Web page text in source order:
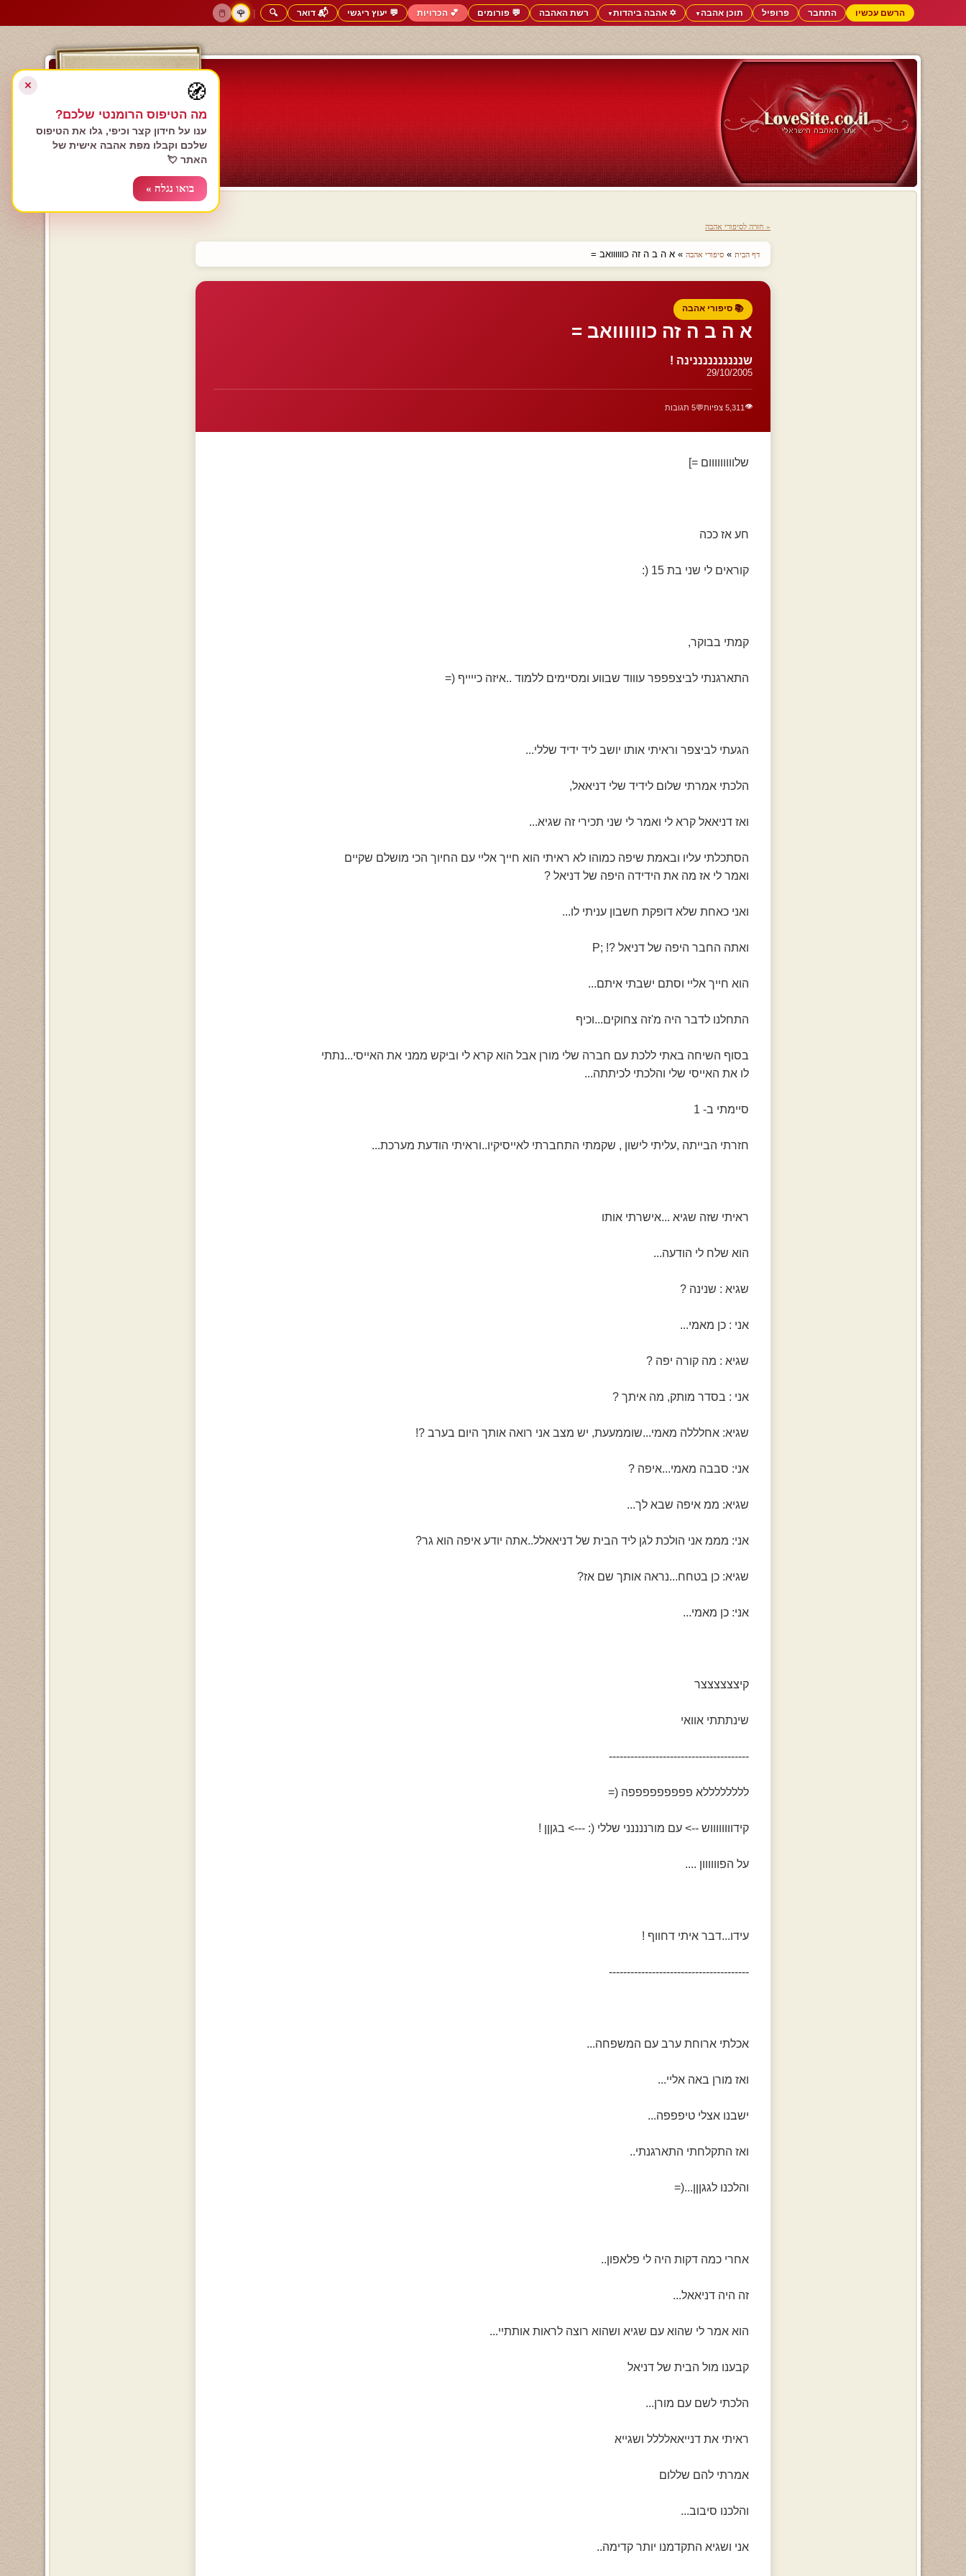
הרשם עכשיו התחבר פרופיל תוכן אהבה▼ ✡️ אהבה ביהדות▼ רשת האהבה 💬 פורומים 💕 הכרויות 💬 יעוץ ריגשי 📬 דואר 🔍
|
🌹
🖱️
הרשם עכשיו
התחבר
« חזרה לסיפורי אהבה
דף הבית » סיפורי אהבה » א ה ב ה זה כוווווואב =
📚 סיפורי אהבה
א ה ב ה זה כוווווואב =
שננננננננננינה !
29/10/2005
👁️ 5,311 צפיות 💬5 תגובות
שלווווווווום =]
חע אז ככה
קוראים לי שני בת 15 (:
קמתי בבוקר,
התארגנתי לביצפפפר עוווד שבווע ומסיימים ללמוד ..איזה כייייף (=
הגעתי לביצפר וראיתי אותו יושב ליד ידיד שללי...
הלכתי אמרתי שלום לידיד שלי דניאאל,
ואז דניאאל קרא לי ואמר לי שני תכירי זה שגיא...
הסתכלתי עליו ובאמת שיפה כמוהו לא ראיתי הוא חייך אליי עם החיוך הכי מושלם שקיים
ואמר לי אז מה את הידידה היפה של דניאל ?
ואני כאחת שלא דופקת חשבון עניתי לו...
ואתה החבר היפה של דניאל ?! ;P
הוא חייך אליי וסתם ישבתי איתם...
התחלנו לדבר היה מ'זה צחוקים...וכיף
בסוף השיחה באתי ללכת עם חברה שלי מורן אבל הוא קרא לי וביקש ממני את האייסי...נתתי
לו את האייסי שלי והלכתי לכיתתה...
סיימתי ב- 1
חזרתי הבייתה ,עליתי לישון , שקמתי התחברתי לאייסיקיו..וראיתי הודעת מערכת...
ראיתי שזה שגיא ...אישרתי אותו
הוא שלח לי הודעה...
שגיא : שנינה ?
אני : כן מאמי...
שגיא : מה קורה יפה ?
אני : בסדר מותק, מה איתך ?
שגיא: אחלללה מאמי...שוממעעת, יש מצב אני רואה אותך היום בערב ?!
אני: סבבה מאמי...איפה ?
שגיא: ממ איפה שבא לך...
אני: מממ אני הולכת לגן ליד הבית של דניאאלל..אתה יודע איפה הוא גר?
שגיא: כן בטחח...נראה אותך שם אז?
אני: כן מאמי...
קיצצצצצצר
שינתתתי אוואי
---------------------------------------
ללללללללא פפפפפפפפפה (=
קידווווווווש --> עם מורננננני שללי (: ---> בגןןן !
על הפוווווון ....
עידו...דבר איתי דחווף !
---------------------------------------
אכלתי ארוחת ערב עם המשפחה...
ואז מורן באה אליי...
ישבנו אצלי טיפפפה...
ואז התקלחתי התארגנתי..
והלכנו לגגןןן...(=
אחרי כמה דקות היה לי פלאפון..
זה היה דניאאל...
הוא אמר לי שהוא עם שגיא ושהוא רוצה לראות אותתיי...
קבענו מול הבית של דניאל
הלכתי לשם עם מורן...
ראיתי את דנייאאלללל ושגייא
אמרתי להם שללום
והלכנו סיבוב...
אני ושגיא התקדמנו יותר קדימה..